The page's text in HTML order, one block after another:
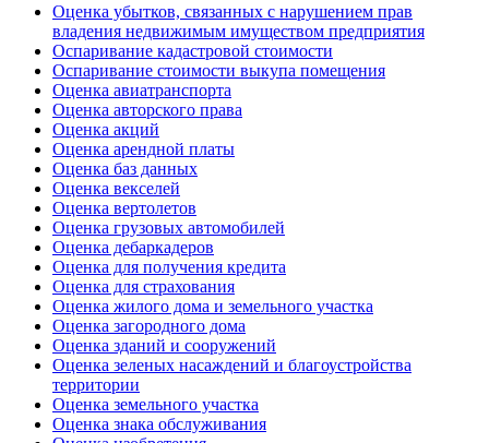
Оценка убытков, связанных с нарушением прав
владения недвижимым имуществом предприятия
Оспаривание кадастровой стоимости
Оспаривание стоимости выкупа помещения
Оценка авиатранспорта
Оценка авторского права
Оценка акций
Оценка арендной платы
Оценка баз данных
Оценка векселей
Оценка вертолетов
Оценка грузовых автомобилей
Оценка дебаркадеров
Оценка для получения кредита
Оценка для страхования
Оценка жилого дома и земельного участка
Оценка загородного дома
Оценка зданий и сооружений
Оценка зеленых насаждений и благоустройства
территории
Оценка земельного участка
Оценка знака обслуживания